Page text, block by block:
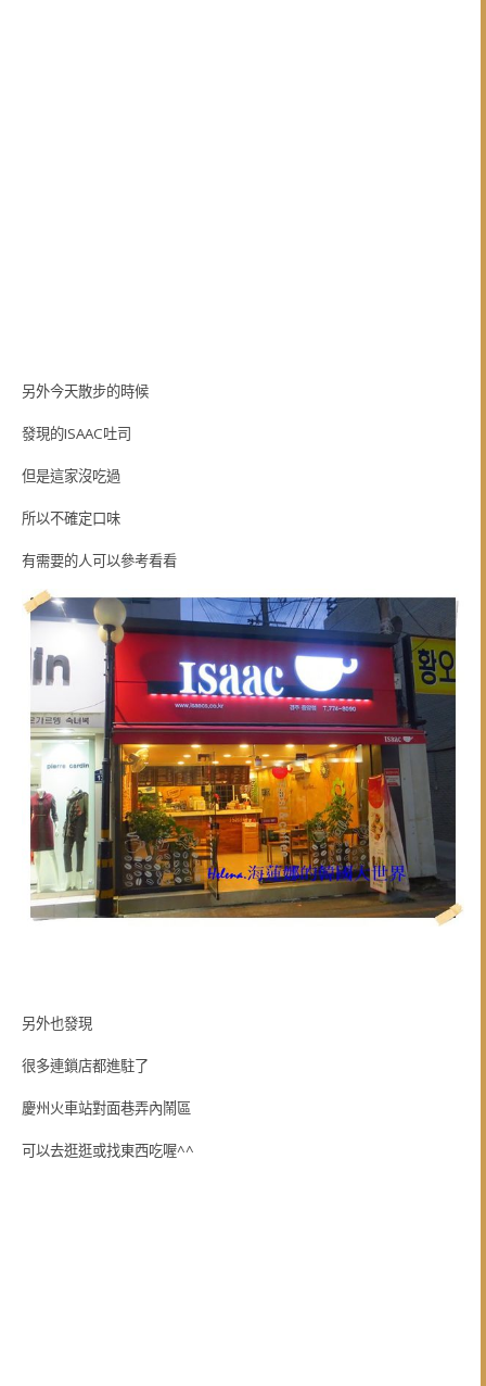
另外今天散步的時候
發現的ISAAC吐司
但是這家沒吃過
所以不確定口味
有需要的人可以參考看看
另外也發現
很多連鎖店都進駐了
慶州火車站對面巷弄內鬧區
可以去逛逛或找東西吃喔^^